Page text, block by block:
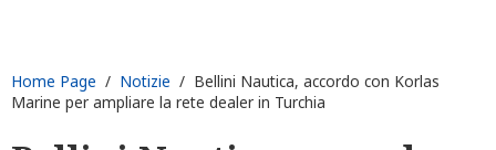
Home Page / Notizie / Bellini Nautica, accordo con Korlas
Marine per ampliare la rete dealer in Turchia